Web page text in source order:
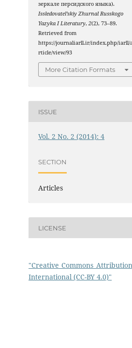
зеркале персидского языка).
Issledovatel’skiy Zhurnal Russkogo
Yazyka I Literatury,2(2), 73–89.
Retrieved from
https://journaliarll.ir/index.php/iarll/
rticle/view/93
More Citation Formats
ISSUE
Vol. 2 No. 2 (2014): 4
SECTION
Articles
LICENSE
"Creative Commons
International (CC-BY 4.0)"